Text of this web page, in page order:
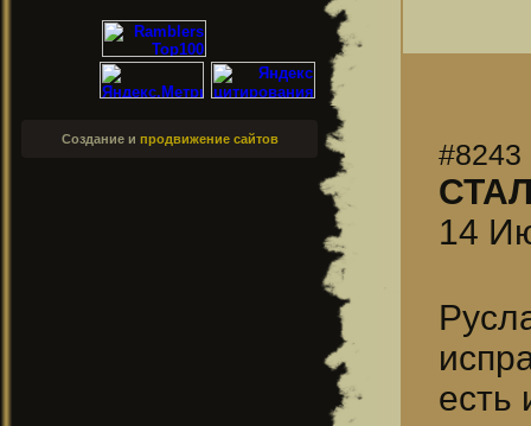
Создание и продвижение сайтов #8243
14
есть